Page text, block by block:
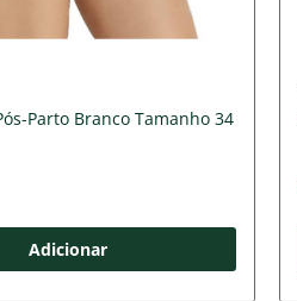
Parto Branco Tamanho 34
Adicionar